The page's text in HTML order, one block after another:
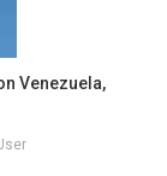
Venezuela,